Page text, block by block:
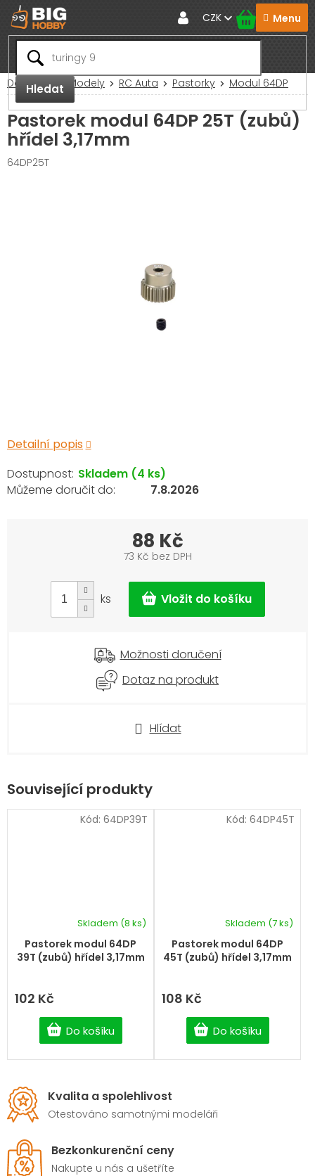
Přejít
na
obsah
Hledat
CZK
Domů RC Modely RC Auta Pastorky Modul 64DP
Pastorek modul 64DP 25T (zubů)
hřídel 3,17mm
64DP25T
Detailní popis
Hlídat
Skladem (4 ks)
7.8.2026
88 Kč
73 Kč bez DPH
cena:
ks
Možnosti doručení
Dotaz na produkt
Související produkty
Pastorek modul 64DP
39T (zubů) hřídel 3,17mm
Skladem (8 ks)
102 Kč
Do košíku
Kód: 64DP39T
Pastorek modul 64DP
45T (zubů) hřídel 3,17mm
Skladem (7 ks)
108 Kč
Do košíku
Kód: 64DP45T
Kvalita a spolehlivost
Otestováno samotnými modeláři
Bezkonkurenční ceny
Nakupte u nás a ušetříte